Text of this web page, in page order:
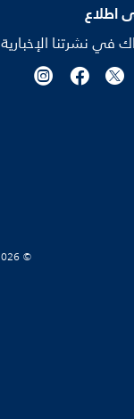
اطلاع
في نشرتنا الإخبارية
© Koninklijke Philips N.V., 2004 - 2026. كل الحقوق محفوظة.